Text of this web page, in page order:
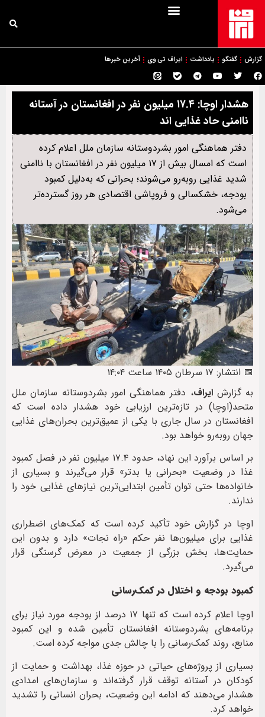
گزارش گفتگو یادداشت ایراف تی وی آخرین خبرها
هشدار اوچا: ۱۷.۴ میلیون نفر در افغانستان در آستانه
ناامنی حاد غذایی اند
دفتر هماهنگی امور بشردوستانه سازمان ملل اعلام کرده
است که امسال بیش از ۱۷ میلیون نفر در افغانستان با ناامنی
شدید غذایی روبه‌رو می‌شوند؛ بحرانی که به‌دلیل کمبود
بودجه، خشکسالی و فروپاشی اقتصادی هر روز گسترده‌تر
می‌شود.
📅 انتشار: ۱۷ سرطان ۱۴۰۵ ساعت ۱۴:۰۴
به گزارشایراف، دفتر هماهنگی امور بشردوستانه سازمان ملل
متحد(اوچا) در تازه‌ترین ارزیابی خود هشدار داده است که
افغانستان در سال جاری با یکی از عمیق‌ترین بحران‌های غذایی
جهان روبه‌رو خواهد بود.
بر اساس برآورد این نهاد، حدود ۱۷.۴ میلیون نفر در فصل کمبود
غذا در وضعیت «بحرانی یا بدتر» قرار می‌گیرند و بسیاری از
خانواده‌ها حتی توان تأمین ابتدایی‌ترین نیازهای غذایی خود را
ندارند.
اوچا در گزارش خود تأکید کرده است که کمک‌های اضطراری
غذایی برای میلیون‌ها نفر حکم «راه نجات» دارد و بدون این
حمایت‌ها، بخش بزرگی از جمعیت در معرض گرسنگی قرار
می‌گیرد.
کمبود بودجه و اختلال در کمک‌رسانی
اوچا اعلام کرده است که تنها ۱۷ درصد از بودجه مورد نیاز برای
برنامه‌های بشردوستانه افغانستان تأمین شده و این کمبود
منابع، روند کمک‌رسانی را با چالش جدی مواجه کرده است.
بسیاری از پروژه‌های حیاتی در حوزه غذا، بهداشت و حمایت از
کودکان در آستانه توقف قرار گرفته‌اند و سازمان‌های امدادی
هشدار می‌دهند که ادامه این وضعیت، بحران انسانی را تشدید
خواهد کرد.